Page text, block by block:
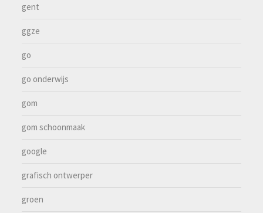
gent
ggze
go
go onderwijs
gom
gom schoonmaak
google
grafisch ontwerper
groen